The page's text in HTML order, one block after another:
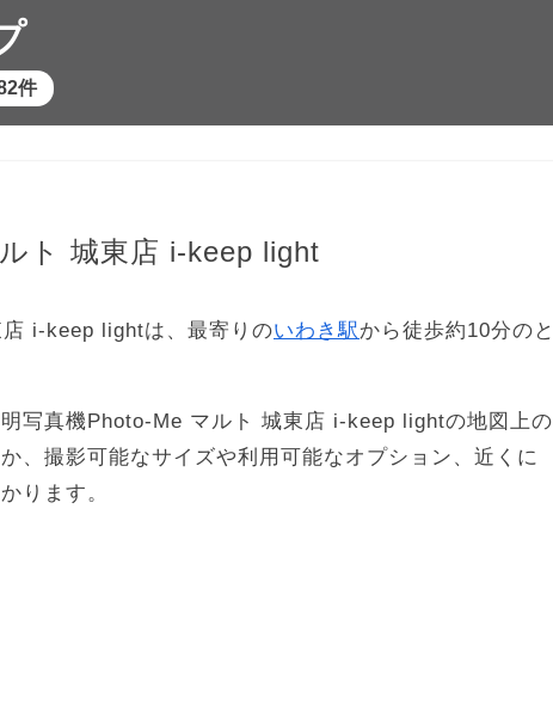
件
ト 城東店 i-keep light
i-keep lightは、最寄りのいわき駅から徒歩約10分のと
写真機Photo-Me マルト 城東店 i-keep lightの地図上の
、撮影可能なサイズや利用可能なオプション、近くに
ります。